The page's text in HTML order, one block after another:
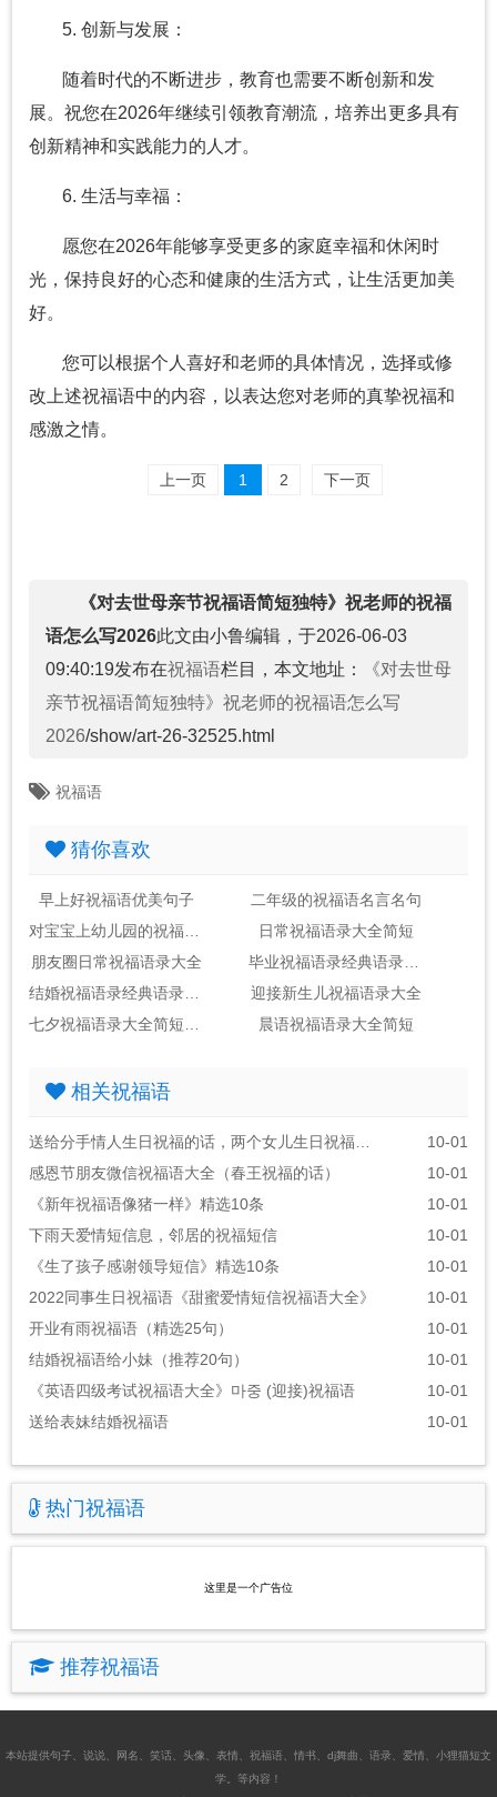
5. 创新与发展：
随着时代的不断进步，教育也需要不断创新和发
展。祝您在2026年继续引领教育潮流，培养出更多具有
创新精神和实践能力的人才。
6. 生活与幸福：
愿您在2026年能够享受更多的家庭幸福和休闲时
光，保持良好的心态和健康的生活方式，让生活更加美
好。
您可以根据个人喜好和老师的具体情况，选择或修
改上述祝福语中的内容，以表达您对老师的真挚祝福和
感激之情。
上一页 1 2 下一页
《对去世母亲节祝福语简短独特》祝老师的祝福
语怎么写2026此文由小鲁编辑，于2026-06-03
09:40:19发布在祝福语栏目，本文地址：
《对去世母
亲节祝福语简短独特》祝老师的祝福语怎么写
2026/show/art-26-32525.html
祝福语
猜你喜欢
早上好祝福语优美句子
二年级的祝福语名言名句
日常祝福语录大全简短
朋友圈日常祝福语录大全
迎接新生儿祝福语录大全
晨语祝福语录大全简短
相关祝福语
10-01
感恩节朋友微信祝福语大全（春王祝福的话）
10-01
《新年祝福语像猪一样》精选10条
10-01
下雨天爱情短信息，邻居的祝福短信
10-01
《生了孩子感谢领导短信》精选10条
10-01
2022同事生日祝福语《甜蜜爱情短信祝福语大全》
10-01
开业有雨祝福语（精选25句）
10-01
结婚祝福语给小妹（推荐20句）
10-01
《英语四级考试祝福语大全》마중 (迎接)祝福语
10-01
送给表妹结婚祝福语
10-01
热门祝福语
这里是一个广告位
推荐祝福语
本站提供句子 说说 网名 笑话 头像 表情 祝福语 情书 dj舞曲 语录 爱情
小狸猫短文
学 。等内容！